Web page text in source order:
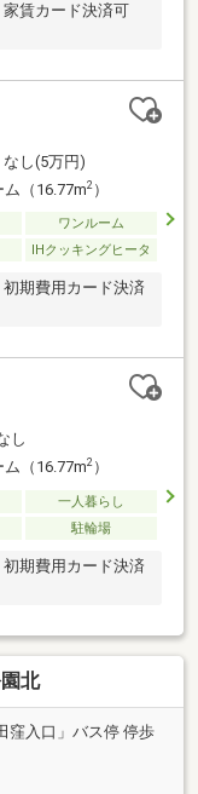
賃カード決済可
なし(5万円)
（16.77m2）
ワンルーム
IHクッキングヒータ
期費用カード決済
し
（16.77m2）
一人暮らし
駐輪場
期費用カード決済
北
窪入口」バス停 停歩